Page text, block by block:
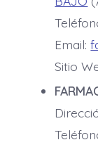
Email:
Sitio